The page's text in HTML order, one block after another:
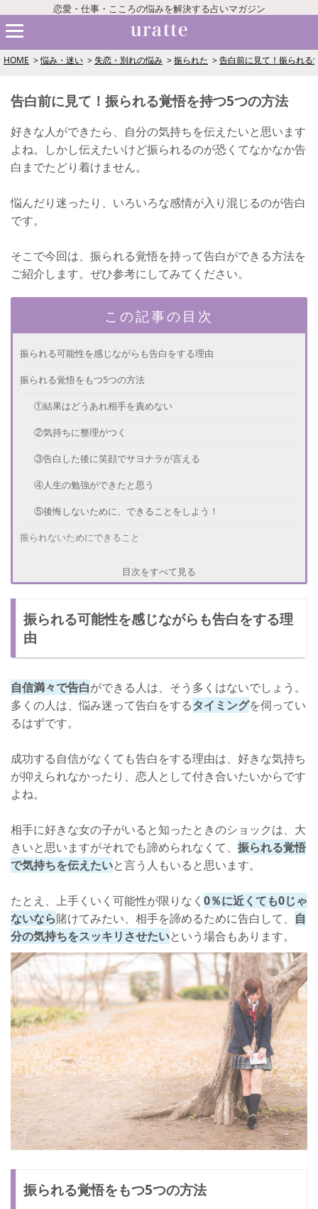
恋愛・仕事・こころの悩みを解決する占いマガジン
HOME 悩み・迷い 失恋・別れの悩み 振られた 告白前に見て！振られる
告白前に見て！振られる覚悟を持つ5つの方法
好きな人ができたら、自分の気持ちを伝えたいと思います
よね。しかし伝えたいけど振られるのが恐くてなかなか告
白までたどり着けません。
悩んだり迷ったり、いろいろな感情が入り混じるのが告白
です。
そこで今回は、振られる覚悟を持って告白ができる方法を
ご紹介します。ぜひ参考にしてみてください。
この記事の目次
振られる可能性を感じながらも告白をする理由
振られる覚悟をもつ5つの方法
①結果はどうあれ相手を責めない
②気持ちに整理がつく
③告白した後に笑顔でサヨナラが言える
④人生の勉強ができたと思う
⑤後悔しないために、できることをしよう！
振られないためにできること
告白して振られたときの対処法
① 気持ちを整理する
③ 振られた原因を振り返る
④ ポジティブに自分磨きをする
さいごに
目次をすべて見る
振られる可能性を感じながらも告白をする理
由
自信満々で告白ができる人は、そう多くはないでしょう。
多くの人は、悩み迷って告白をするタイミングを伺ってい
るはずです。
成功する自信がなくても告白をする理由は、好きな気持ち
が抑えられなかったり、恋人として付き合いたいからです
よね。
相手に好きな女の子がいると知ったときのショックは、大
きいと思いますがそれでも諦められなくて、 振られる覚悟
で気持ちを伝えたいと言う人もいると思います。
たとえ、上手くいく可能性が限りなく 0％に近くても0じゃ
ないなら賭けてみたい、相手を諦めるために告白して、 自
分の気持ちをスッキリさせたいという場合もあります。
振られる覚悟をもつ5つの方法